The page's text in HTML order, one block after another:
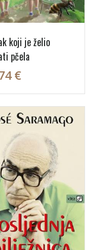
koji je želio
pčela
€